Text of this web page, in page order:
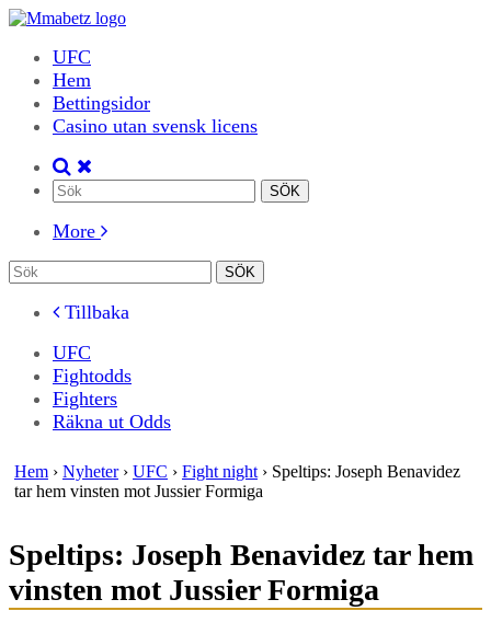
UFC
Hem
Bettingsidor
Casino utan svensk licens
More
Tillbaka
UFC
Fightodds
Fighters
Räkna ut Odds
Hem › Nyheter› UFC › Fight night › Speltips: Joseph Benavidez
tar hem vinsten mot Jussier Formiga
Speltips: Joseph Benavidez tar hem
vinsten mot Jussier Formiga